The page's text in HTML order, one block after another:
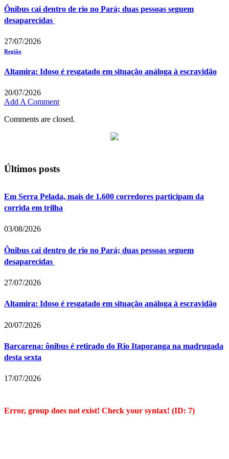
Ônibus cai dentro de rio no Pará; duas pessoas seguem
desaparecidas
27/07/2026
Região
Altamira: Idoso é resgatado em situação análoga à escravidão
20/07/2026
Add A Comment
Comments are closed.
Últimos posts
Em Serra Pelada, mais de 1.600 corredores participam da
corrida em trilha
03/08/2026
Ônibus cai dentro de rio no Pará; duas pessoas seguem
desaparecidas
27/07/2026
Altamira: Idoso é resgatado em situação análoga à escravidão
20/07/2026
Barcarena: ônibus é retirado do Rio Itaporanga na madrugada
desta sexta
17/07/2026
Error, group does not exist! Check your syntax! (ID: 7)